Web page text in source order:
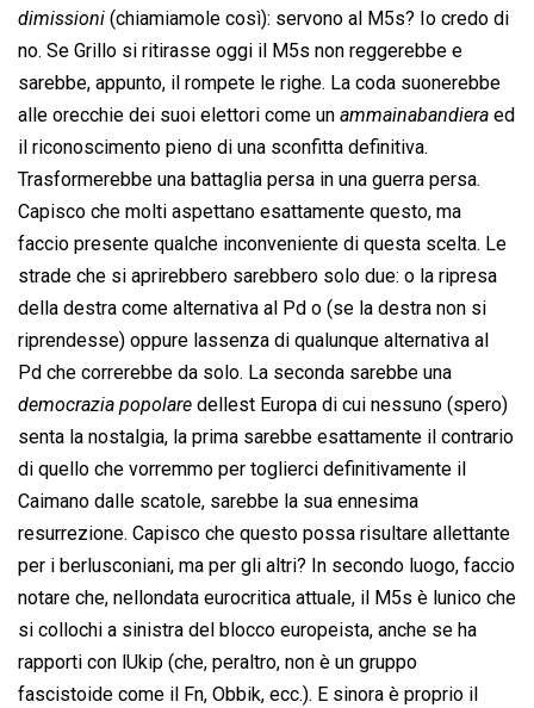
dimissioni  (chiamiamole così): servono al M5s? Io credo di
no. Se Grillo si ritirasse oggi il M5s non reggerebbe e
sarebbe, appunto, il rompete le righe. La coda suonerebbe
alle orecchie dei suoi elettori come un  ammainabandiera  ed
il riconoscimento pieno di una sconfitta definitiva.
Trasformerebbe una battaglia persa in una guerra persa.
Capisco che molti aspettano esattamente questo, ma
faccio presente qualche inconveniente di questa scelta. Le
strade che si aprirebbero sarebbero solo due: o la ripresa
della destra come alternativa al Pd o (se la destra non si
riprendesse) oppure lassenza di qualunque alternativa al
Pd che correrebbe da solo. La seconda sarebbe una
democrazia popolare  dellest Europa di cui nessuno (spero)
senta la nostalgia, la prima sarebbe esattamente il contrario
di quello che vorremmo per toglierci definitivamente il
Caimano dalle scatole, sarebbe la sua ennesima
resurrezione. Capisco che questo possa risultare allettante
per i berlusconiani, ma per gli altri? In secondo luogo, faccio
notare che, nellondata eurocritica attuale, il M5s è lunico che
si collochi a sinistra del blocco europeista, anche se ha
rapporti con lUkip (che, peraltro, non è un gruppo
fascistoide come il Fn, Obbik, ecc.). E sinora è proprio il